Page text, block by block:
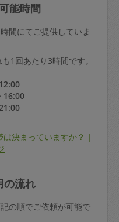
能時間
間にてご提供していま
1回あたり3時間です。
16:00
は決まっていますか？ |
の流れ
の順でご依頼が可能で